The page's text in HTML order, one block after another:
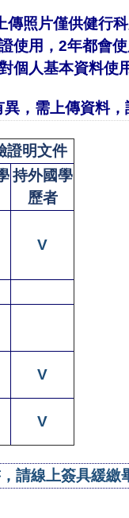
傳照片僅供健行
使用，2年都會
個人基本資料使
異，需上傳資料
證明文件
持外國學
歷者
V
V
V
請線上簽具緩